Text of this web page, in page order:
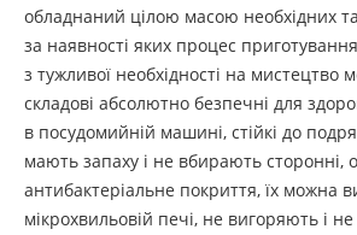
обладнаний цілою масою необхідних
за наявності яких процес
з тужливої ​​необхідності на мистецтво
складові абсолютно безпечні для
в посудомийній машині, стійкі до
мають запаху і не вбирають сторонні,
антибактеріальне покриття, їх можна
мікрохвильовій печі, не вигоряють і